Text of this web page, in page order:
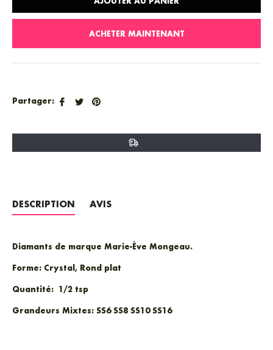
ACHETER MAINTENANT
Partager:
PartagerTweeter
Épingler
DESCRIPTION AVIS
Diamants de marque Marie-Ève Mongeau.
Forme: Crystal, Rond plat
Quantité: 1/2 tsp
Grandeurs Mixtes: SS6 SS8 SS10 SS16